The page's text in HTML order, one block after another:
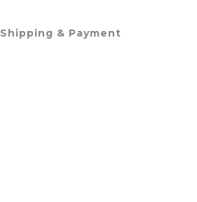
Shipping & Payment